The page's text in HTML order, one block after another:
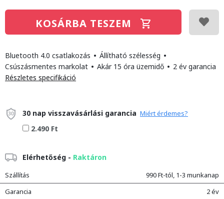
KOSÁRBA TESZEM
Bluetooth 4.0 csatlakozás • Állítható szélesség •
Csúszásmentes markolat • Akár 15 óra üzemidő • 2 év garancia
Részletes specifikáció
30 nap visszavásárlási garancia Miért érdemes?
2.490 Ft
Elérhetőség - Raktáron
Szállítás
990 Ft-tól, 1-3 munkanap
Garancia
2 év